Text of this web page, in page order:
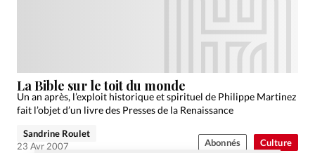
Culture
La Bible sur le toit du monde
Un an après, l’exploit historique et spirituel de Philippe Martinez
fait l’objet d’un livre des Presses de la Renaissance
Sandrine Roulet
23 Avr 2007
Abonnés